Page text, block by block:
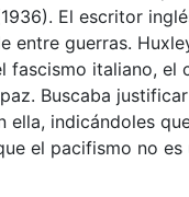
El escritor
entre guerras.
fascismo italiano, el
Buscaba
ella, indicándoles
el pacifismo no